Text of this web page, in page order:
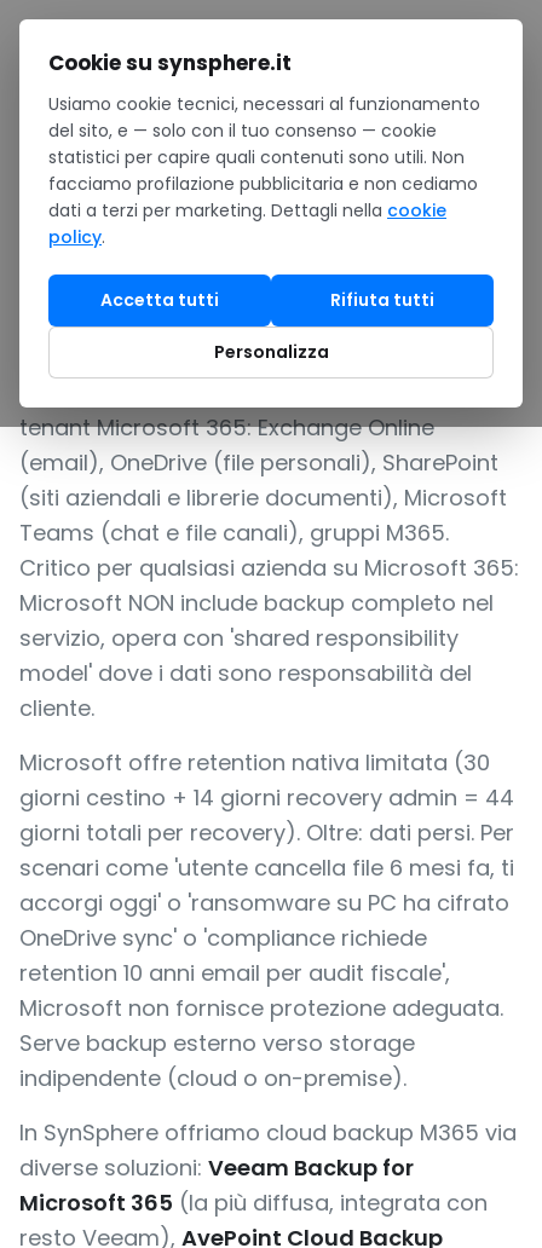
Salta al contenuto
Home / Cloud Backup & Disaster Recovery
Cloud backup M365
BACKUP COMPLETO MICROSOFT 365: EXCHANGE,
ONEDRIVE, SHAREPOINT, TEAMS
Cloud backup M365
Microsoft 365 Cloud Backup è la categoria di
tenant Microsoft 365: Exchange Online
(email), OneDrive (file personali), SharePoint
(siti aziendali e librerie documenti), Microsoft
Teams (chat e file canali), gruppi M365.
Critico per qualsiasi azienda su Microsoft 365:
Microsoft NON include backup completo nel
servizio, opera con 'shared responsibility
model' dove i dati sono responsabilità del
cliente.
Microsoft offre retention nativa limitata (30
giorni cestino + 14 giorni recovery admin = 44
giorni totali per recovery). Oltre: dati persi. Per
scenari come 'utente cancella file 6 mesi fa, ti
accorgi oggi' o 'ransomware su PC ha cifrato
OneDrive sync' o 'compliance richiede
retention 10 anni email per audit fiscale',
Microsoft non fornisce protezione adeguata.
Serve backup esterno verso storage
indipendente (cloud o on-premise).
In SynSphere offriamo cloud backup M365 via
diverse soluzioni: Veeam Backup for
Microsoft 365 (la più diffusa, integrata con
resto Veeam), AvePoint Cloud Backup
Cookie su synsphere.it
Usiamo cookie tecnici, necessari al funzionamento
del sito, e — solo con il tuo consenso — cookie
statistici per capire quali contenuti sono utili. Non
facciamo profilazione pubblicitaria e non cediamo
dati a terzi per marketing. Dettagli nella cookie
policy.
Accetta tutti Rifiuta tutti
Personalizza